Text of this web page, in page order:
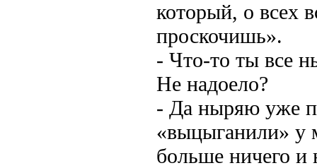
который, о всех
проскочишь».
- Что-то ты все
Не надоело?
- Да ныряю уже
«выцыганили» у
больше ничего и